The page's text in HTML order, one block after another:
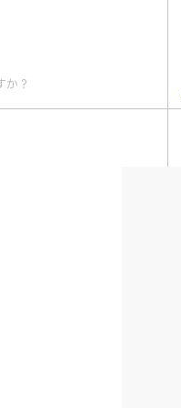
ーズ 缶バッジ 陣営不明 ジェーン